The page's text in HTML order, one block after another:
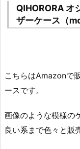
QIHORORA オ
ザーケース（
こちらはAmazonで
ースです。
画像のような模様の
良い系まで色々と販